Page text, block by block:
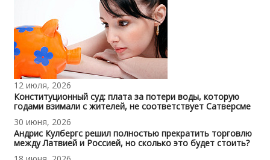
12 июля, 2026
Конституционный суд: плата за потери воды, которую
годами взимали с жителей, не соответствует Сатверсме
30 июня, 2026
Андрис Кулбергс решил полностью прекратить торговлю
между Латвией и Россией, но сколько это будет стоить?